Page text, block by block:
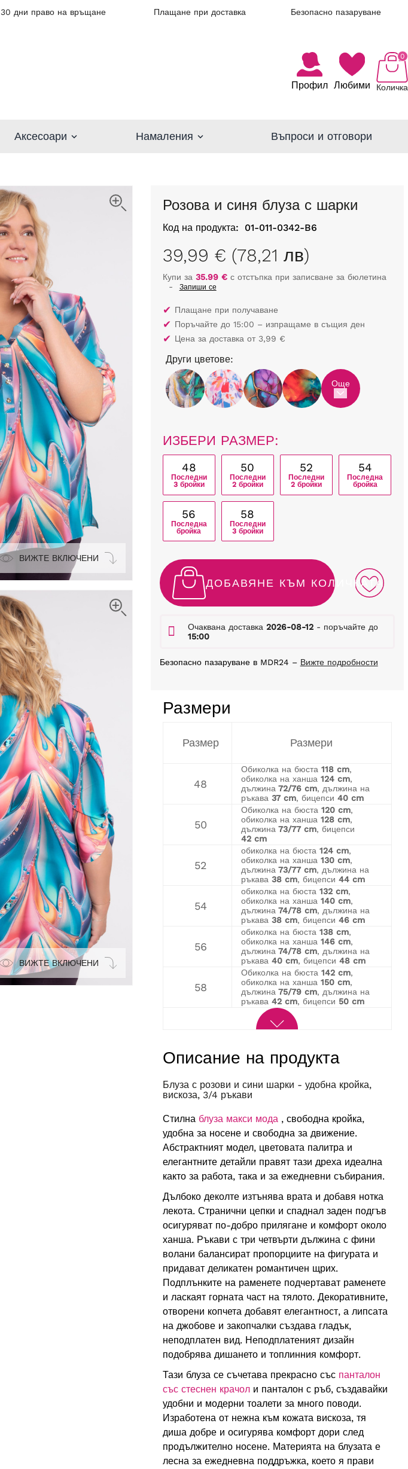
30 дни право на връщане Плащане при доставка Безопасно пазаруване
Профил Любими Количка
0
Аксесоари Намаления Въпроси и отговори
ВИЖТЕ ВКЛЮЧЕНИ
ВИЖТЕ ВКЛЮЧЕНИ
Розова и синя блуза с шарки
Код на продукта: 01-011-0342-B6
39,99 € (78,21 лв)
Купи за 35.99 €с отстъпка при записване за бюлетина
-
Запиши се
✔ Плащане при получаване
✔ Поръчайте до 15:00 – изпращаме в същия ден
✔ Цена за доставка от 3,99 €
Други цветове:
Още
ИЗБЕРИ РАЗМЕР:
48
Последни
3 бройки
50
Последни
2 бройки
52
Последни
2 бройки
54
Последна
бройка
56
Последна
бройка
58
Последни
3 бройки
ДОБАВЯНЕ КЪМ КОЛИЧКАТА
Очаквана доставка 2026-08-12- поръчайте до
15:00
Безопасно пазаруване в MDR24 – Вижте подробности
Размери
Размер Размери
48
Обиколка на бюста 118 cm,
обиколка на ханша 124 cm,
дължина 72/76 cm, дължина на
ръкава 37 cm, бицепси 40 cm
50
Обиколка на бюста 120 cm,
обиколка на ханша 128 cm,
дължина 73/77 cm, бицепси
42 cm
52
обиколка на бюста 124 cm,
обиколка на ханша 130 cm,
дължина 73/77 cm, дължина на
ръкава 38 cm, бицепси 44 cm
54
обиколка на бюста 132 cm,
обиколка на ханша 140 cm,
дължина 74/78 cm, дължина на
ръкава 38 cm, бицепси 46 cm
56
обиколка на бюста 138 cm,
обиколка на ханша 146 cm,
дължина 74/78 cm, дължина на
ръкава 40 cm, бицепси 48 cm
58
Обиколка на бюста 142 cm,
обиколка на ханша 150 cm,
дължина 75/79 cm, дължина на
ръкава 42 cm, бицепси 50 cm
Описание на продукта
Блуза с розови и сини шарки - удобна кройка,
вискоза, 3/4 ръкави
Стилна блуза макси мода, свободна кройка,
удобна за носене и свободна за движение.
Абстрактният модел, цветовата палитра и
елегантните детайли правят тази дреха идеална
както за работа, така и за ежедневни събирания.
Дълбоко деколте изтънява врата и добавя нотка
лекота. Странични цепки и спаднал заден подгъв
осигуряват по-добро прилягане и комфорт около
ханша. Ръкави с три четвърти дължина с фини
волани балансират пропорциите на фигурата и
придават деликатен романтичен щрих.
Подплънките на раменете подчертават раменете
и ласкаят горната част на тялото. Декоративните,
отворени копчета добавят елегантност, а липсата
на джобове и закопчалки създава гладък,
неподплатен вид. Неподплатеният дизайн
подобрява дишането и топлинния комфорт.
Тази блуза се съчетава прекрасно със панталон
със стеснен крачоли панталон с ръб, създавайки
удобни и модерни тоалети за много поводи.
Изработена от нежна към кожата вискоза, тя
диша добре и осигурява комфорт дори след
продължително носене. Материята на блузата е
лесна за ежедневна поддръжка, което я прави